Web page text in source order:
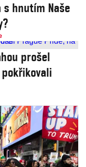
s hnutím Naše
prošel